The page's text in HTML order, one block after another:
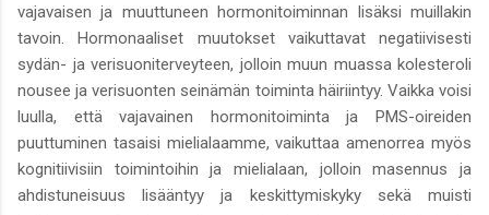
vajavaisen ja muuttuneen hormonitoiminnan lisäksi muillakin
tavoin. Hormonaaliset muutokset vaikuttavat negatiivisesti
sydän- ja verisuoniterveyteen, jolloin muun muassa kolesteroli
nousee ja verisuonten seinämän toiminta häiriintyy. Vaikka voisi
luulla, että vajavainen hormonitoiminta ja PMS-oireiden
puuttuminen tasaisi mielialaamme, vaikuttaa amenorrea myös
kognitiivisiin toimintoihin ja mielialaan, jolloin masennus ja
ahdistuneisuus lisääntyy ja keskittymiskyky sekä muisti